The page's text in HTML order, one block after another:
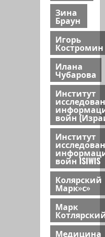
Зина
Браун
Игорь
Костромин
Илана
Чубарова
Институт
войн
Институт
войн ISIWIS
Колярский
Марк»с»
Марк
Медицина